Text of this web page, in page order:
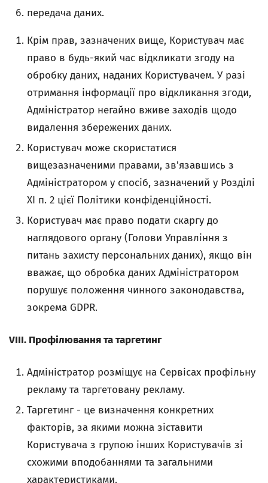
передача даних.
Крім прав, зазначених вище, Користувач має
право в будь-який час відкликати згоду на
обробку даних, наданих Користувачем. У разі
отримання інформації про відкликання згоди,
Адміністратор негайно вживе заходів щодо
видалення збережених даних.
Користувач може скористатися
вищезазначеними правами, зв'язавшись з
Адміністратором у спосіб, зазначений у Розділі
XI п. 2 цієї Політики конфіденційності.
Користувач має право подати скаргу до
наглядового органу (Голови Управління з
питань захисту персональних даних), якщо він
вважає, що обробка даних Адміністратором
порушує положення чинного законодавства,
зокрема GDPR.
VIII. Профілювання та таргетинг
Адміністратор розміщує на Сервісах профільну
рекламу та таргетовану рекламу.
Таргетинг - це визначення конкретних
факторів, за якими можна зіставити
Користувача з групою інших Користувачів зі
схожими вподобаннями та загальними
характеристиками.